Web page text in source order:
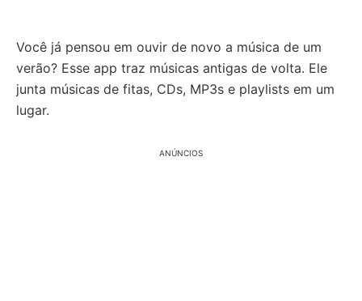
Você já pensou em ouvir de novo a música de um
verão? Esse app traz músicas antigas de volta. Ele
junta músicas de fitas, CDs, MP3s e playlists em um
lugar.
ANÚNCIOS